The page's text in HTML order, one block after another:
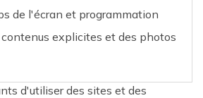
de l'écran et programmation
explicites et des photos
d'utiliser des sites et des